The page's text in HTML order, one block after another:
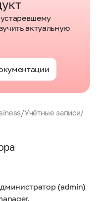
актуальную
/Учётные записи/
(admin)